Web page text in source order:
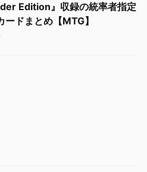
Edition』収録の統率者指定
ードまとめ【MTG】